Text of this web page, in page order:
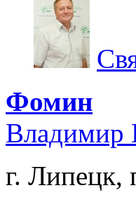
Фомин
Владимир
г. Липецк,